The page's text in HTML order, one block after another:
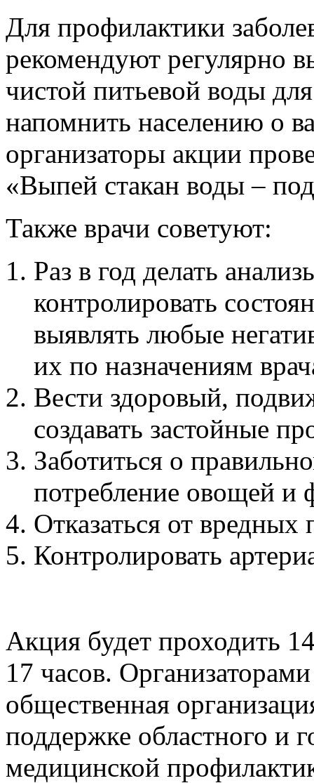
Для профилактики
рекомендуют регулярно
чистой питьевой воды
напомнить населению о
организаторы акции
«Выпей стакан воды –
Также врачи советуют:
Раз в год делать
контролировать
выявлять любые
их по назначениям
Вести здоровый,
создавать застойные
Заботиться о
потребление овощей и
Отказаться от вредных
Контролировать
Акция будет проходить
17 часов.
общественная
поддержке областного и
медицинской